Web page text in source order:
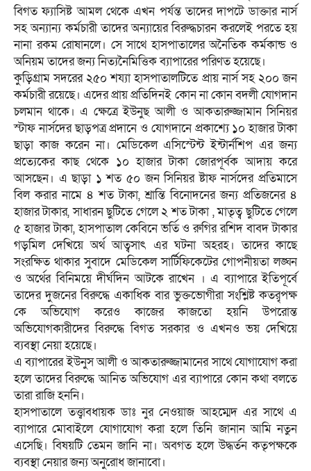
বিগত ফ্যাসিষ্ট আমল থেকে এখন পর্যন্ত তাদের দাপটে ডাক্তার নার্স
সহ অন্যান্য কর্মচারী তাদের অন্যায়ের বিরুদ্ধচারন করলেই পরতে হয়
নানা রকম রোষানলে। সে সাথে হাসপাতালের অনৈতিক কর্মকান্ড ও
অনিয়ম তাদের জন্য নিত্যনৈমিত্তিক ব্যাপারের পরিণত হয়েছে।
কুড়িগ্রাম সদরের ২৫০ শয্যা হাসপাতালটিতে প্রায় নার্স সহ ২০০ জন
কর্মচারী রয়েছে। এদের প্রায় প্রতিদিনই কোন না কোন বদলী যোগদান
চলমান থাকে। এ ক্ষেত্রে ইউনুছ আলী ও আকতারুজ্জামান সিনিয়র
স্টাফ নার্সদের ছাড়পত্র প্রদানে ও যোগদানে প্রকাশ্যে ১০ হাজার টাকা
ছাড়া কাজ করেন না। মেডিকেল এসিস্টেন্ট ইন্টার্নশিপ এর জন্য
প্রত্যেকের কাছ থেকে ১০ হাজার টাকা জোরপূর্বক আদায় করে
আসছেন। এ ছাড়া ১ শত ৫০ জন সিনিয়র ষ্টাফ নার্সদের প্রতিমাসে
বিল করার নামে ৪ শত টাকা, শ্রান্তি বিনোদনের জন্য প্রতিজনের ৪
হাজার টাকার, সাধারন ছুটিতে গেলে ২ শত টাকা , মাতৃত্ব ছুটিতে গেলে
৫ হাজার টাকা, হাসপাতাল কেবিনে ভর্তি ও রুগির রশিদ বাবদ টাকার
গড়মিল দেখিয়ে অর্থ আত্বসাৎ এর ঘটনা অহরহ। তাদের কাছে
সংরক্ষিত থাকার সুবাদে মেডিকেল সার্টিফিকেটের গোপনীয়তা লঙ্ঘন
ও অর্থের বিনিময়ে দীর্ঘদিন আটকে রাখেন । এ ব্যাপারে ইতিপূর্বে
তাদের দুজনের বিরুদ্ধে একাধিক বার ভুক্তভোগীরা সংশ্লিষ্ট কতর্ৃপক্ষ
কে অভিযোগ করেও কাজের কাজতো হয়নি উপরোন্ত
অভিযোগকারীদের বিরুদ্ধে বিগত সরকার ও এখনও ভয় দেখিয়ে
ব্যবস্থা নেয়া হয়েছে।
এ ব্যাপারের ইউনুস আলী ও আকতারুজ্জামানের সাথে যোগাযোগ করা
হলে তাদের বিরুদ্ধে আনিত অভিযোগ এর ব্যাপারে কোন কথা বলতে
তারা রাজি হননি।
হাসপাতালে তত্ত্বাবধায়ক ডাঃ নুর নেওয়াজ আহম্মেদ এর সাথে এ
ব্যাপারে মোবাইলে যোগাযোগ করা হলে তিনি জানান আমি নতুন
এসেছি। বিষয়টি তেমন জানি না। অবগত হলে উদ্ধর্তন কতৃপক্ষকে
ব্যবস্থা নেয়ার জন্য অনুরোধ জানাবো।